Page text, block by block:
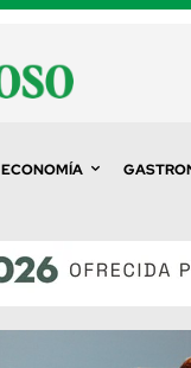
ECONOMÍA